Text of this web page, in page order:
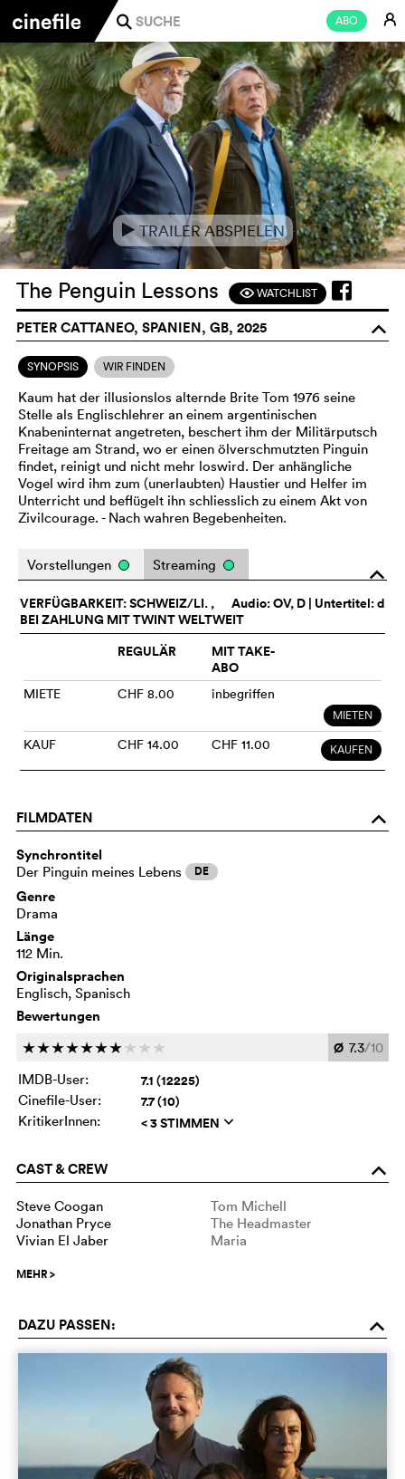
ABO E
j
eTRAILER ABSPIELEN
The Penguin Lessons FWATCHLIST
PETER CATTANEO, SPANIEN, GB, 2025 o
SYNOPSIS WIR FINDEN
Kaum hat der illusionslos alternde Brite Tom 1976 seine
Stelle als Englischlehrer an einem argentinischen
Knabeninternat angetreten, beschert ihm der Militärputsch
Freitage am Strand, wo er einen ölverschmutzten Pinguin
findet, reinigt und nicht mehr loswird. Der anhängliche
Vogel wird ihm zum (unerlaubten) Haustier und Helfer im
Unterricht und beflügelt ihn schliesslich zu einem Akt von
Zivilcourage. - Nach wahren Begebenheiten.
o
Vorstellungen Streaming
Audio:OV, D | Untertitel: d
VERFÜGBARKEIT: SCHWEIZ/LI. ,
BEI ZAHLUNG MIT TWINT WELTWEIT
REGULÄR
MIT TAKE-
ABO
MIETE CHF 8.00 inbegriffen
MIETEN
KAUF CHF 14.00 CHF 11.00 KAUFEN
FILMDATEN o
Synchrontitel
Der Pinguin meines Lebens DE
Genre
Drama
Länge
112 Min.
Originalsprachen
Englisch, Spanisch
Bewertungen
ccccccc c c c Ø 7.3/10
IMDB-User:
7.1 (12225)
Cinefile-User: 7.7 (10)
KritikerInnen: < 3 STIMMEN q
CAST & CREW o
Steve Coogan
Tom Michell
Jonathan Pryce
The Headmaster
Vivian El Jaber
Maria
MEHR>
DAZU PASSEN: o